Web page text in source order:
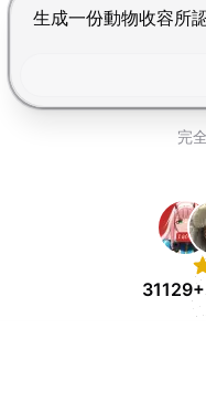
登入
免費試用
按 Enter 提交，
完
31129+